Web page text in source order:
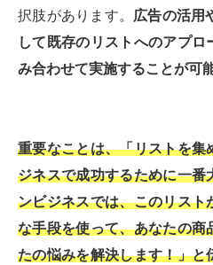
択肢があります。 広告の活用
して既存のリストへのアプロ
み合わせて実施することが可
重要なことは、「リストを集
ジネスで成功するために一番
ンビジネスでは、このリスト
な手段を使って、あなたの商
たの悩みを解決します！」と